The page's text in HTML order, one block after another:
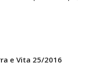
e Vita 25/2016